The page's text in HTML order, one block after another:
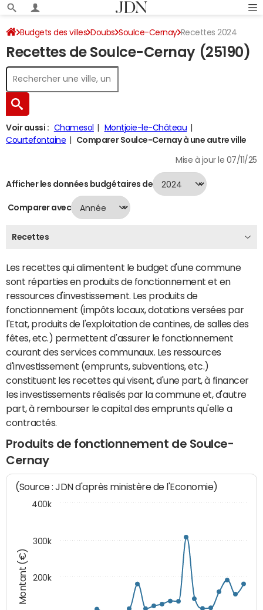
Budgets des villes Doubs Soulce-Cernay Recettes 2024
Recettes de Soulce-Cernay (25190)
Voir aussi : Chamesol
Montjoie-le-Château
Courtefontaine
Comparer Soulce-Cernay à une autre ville
Mise à jour le 07/11/25
Afficher les données budgétaires de
Comparer avec
Recettes
Les recettes qui alimentent le budget d'une commune
sont réparties en produits de fonctionnement et en
ressources d'investissement. Les produits de
fonctionnement (impôts locaux, dotations versées par
l'Etat, produits de l'exploitation de cantines, de salles des
fêtes, etc.) permettent d'assurer le fonctionnement
courant des services communaux. Les ressources
d'investissement (emprunts, subventions, etc.)
constituent les recettes qui visent, d'une part, à financer
les investissements réalisés par la commune et, d'autre
part, à rembourser le capital des emprunts qu'elle a
contractés.
Produits de fonctionnement de Soulce-
Cernay
Montant (€)
(Source : JDN d'après ministère de l'Economie)
200k
300k
400k